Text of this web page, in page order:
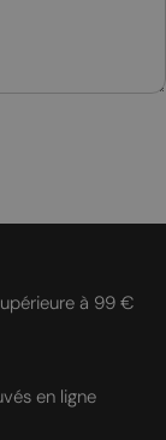
à 99 €
en ligne